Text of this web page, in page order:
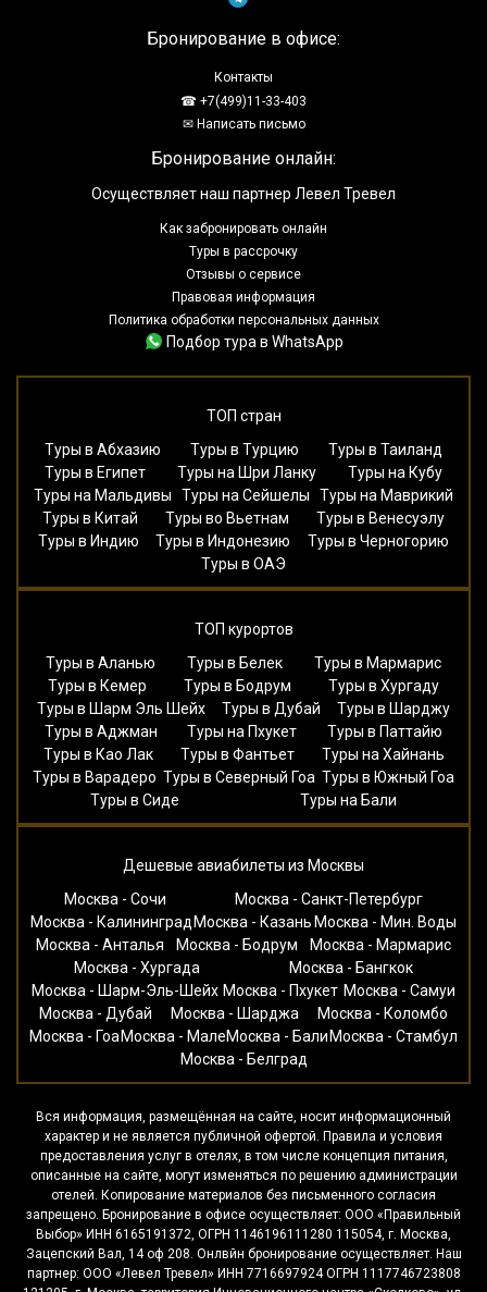
Бронирование в офисе:
Контакты
☎ +7(499)11-33-403
✉ Написать письмо
Бронирование онлайн:
Осуществляет наш партнер Левел Тревел
Как забронировать онлайн
Туры в рассрочку
Отзывы о сервисе
Правовая информация
Политика обработки персональных данных
Подбор тура в WhatsApp
ТОП стран
Туры в Абхазию
Туры в Турцию
Туры в Таиланд
Туры в Египет
Туры на Шри Ланку
Туры на Кубу
Туры на Мальдивы
Туры на Сейшелы
Туры на Маврикий
Туры в Китай
Туры во Вьетнам
Туры в Венесуэлу
Туры в Индию
Туры в Индонезию
Туры в Черногорию
Туры в ОАЭ
ТОП курортов
Туры в Аланью
Туры в Белек
Туры в Мармарис
Туры в Кемер
Туры в Бодрум
Туры в Хургаду
Туры в Шарм Эль Шейх
Туры в Дубай
Туры в Шарджу
Туры в Аджман
Туры на Пхукет
Туры в Паттайю
Туры в Као Лак
Туры в Фантьет
Туры на Хайнань
Туры в Варадеро Туры в Северный Гоа Туры в Южный Гоа
Туры в Сиде
Туры на Бали
Дешевые авиабилеты из Москвы
Москва - Сочи
Москва - Санкт-Петербург
Москва - КалининградМосква - КазаньМосква - Мин. Воды
Москва - Анталья
Москва - Бодрум
Москва - Мармарис
Москва - Хургада
Москва - Бангкок
Москва - Шарм-Эль-Шейх Москва - Пхукет Москва - Самуи
Москва - Дубай
Москва - Шарджа
Москва - Коломбо
Москва - ГоаМосква - МалеМосква - БалиМосква - Стамбул
Москва - Белград
Вся информация, размещённая на сайте, носит информационный
характер и не является публичной офертой. Правила и условия
предоставления услуг в отелях, в том числе концепция питания,
описанные на сайте, могут изменяться по решению администрации
отелей. Копирование материалов без письменного согласия
запрещено. Бронирование в офисе осуществляет: ООО «Правильный
Выбор» ИНН 6165191372, ОГРН 1146196111280 115054, г. Москва,
Зацепский Вал, 14 оф 208. Онлвйн бронирование осуществляет. Наш
партнер: ООО «Левел Тревел» ИНН 7716697924 ОГРН 1117746723808